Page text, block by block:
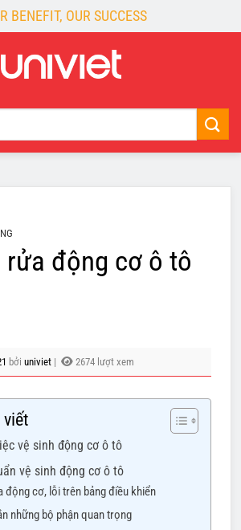
BENEFIT, OUR SUCCESS
rửa động cơ ô tô
bởi univiet | 2674 lượt xem
vệ sinh động cơ ô tô
vệ sinh động cơ ô tô
động cơ, lỗi trên bảng điều khiển
những bộ phận quan trọng